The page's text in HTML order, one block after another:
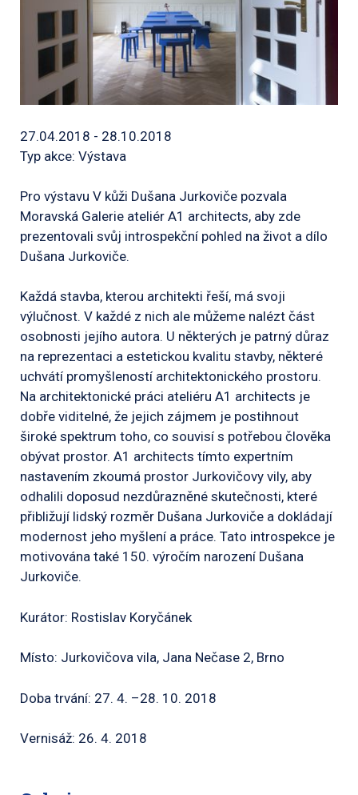
27.04.2018 - 28.10.2018
Typ akce: Výstava
Pro výstavu V kůži Dušana Jurkoviče pozvala
Moravská Galerie ateliér A1 architects, aby zde
prezentovali svůj introspekční pohled na život a dílo
Dušana Jurkoviče.
Každá stavba, kterou architekti řeší, má svoji
výlučnost. V každé z nich ale můžeme nalézt část
osobnosti jejího autora. U některých je patrný důraz
na reprezentaci a estetickou kvalitu stavby, některé
uchvátí promyšleností architektonického prostoru.
Na architektonické práci ateliéru A1 architects je
dobře viditelné, že jejich zájmem je postihnout
široké spektrum toho, co souvisí s potřebou člověka
obývat prostor. A1 architects tímto expertním
nastavením zkoumá prostor Jurkovičovy vily, aby
odhalili doposud nezdůrazněné skutečnosti, které
přibližují lidský rozměr Dušana Jurkoviče a dokládají
modernost jeho myšlení a práce. Tato introspekce je
motivována také 150. výročím narození Dušana
Jurkoviče.
Kurátor: Rostislav Koryčánek
Místo: Jurkovičova vila, Jana Nečase 2, Brno
Doba trvání: 27. 4. –28. 10. 2018
Vernisáž: 26. 4. 2018